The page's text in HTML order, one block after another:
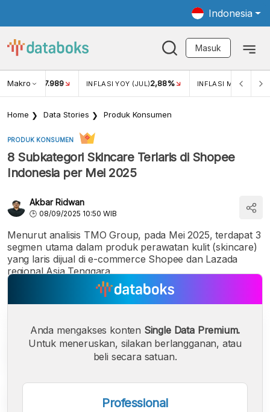
Indonesia
Masuk
Makro
USD/IDR 17.989 INFLASI YOY (JUL)2,88% INFLASI MOM (JUL)
Home Data Stories Produk Konsumen
PRODUK KONSUMEN
8 Subkategori Skincare Terlaris di Shopee
Indonesia per Mei 2025
Akbar Ridwan
08/09/2025 10:50 WIB
Menurut analisis TMO Group, pada Mei 2025, terdapat 3
segmen utama dalam produk perawatan kulit (skincare)
yang laris dijual di e-commerce Shopee dan Lazada
regional Asia Tenggara.
Anda mengakses konten Single Data Premium.
Untuk meneruskan, silakan berlangganan, atau
beli secara satuan.
Professional